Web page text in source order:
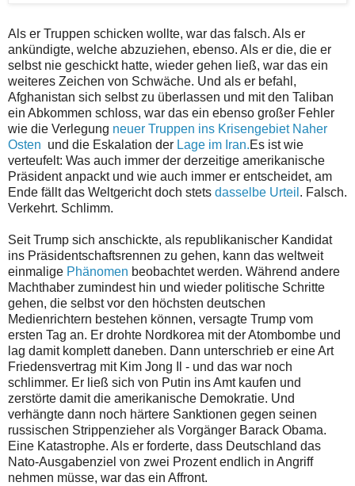
Als er Truppen schicken wollte, war das falsch. Als er
ankündigte, welche abzuziehen, ebenso. Als er die, die er
selbst nie geschickt hatte, wieder gehen ließ, war das ein
weiteres Zeichen von Schwäche. Und als er befahl,
Afghanistan sich selbst zu überlassen und mit den Taliban
ein Abkommen schloss, war das ein ebenso großer Fehler
wie die Verlegung neuer Truppen ins Krisengebiet Naher
Osten und die Eskalation der Lage im Iran.Es ist wie
verteufelt: Was auch immer der derzeitige amerikanische
Präsident anpackt und wie auch immer er entscheidet, am
Ende fällt das Weltgericht doch stets dasselbe Urteil . Falsch.
Verkehrt. Schlimm.
Seit Trump sich anschickte, als republikanischer Kandidat
ins Präsidentschaftsrennen zu gehen, kann das weltweit
einmalige Phänomen beobachtet werden. Während andere
Machthaber zumindest hin und wieder politische Schritte
gehen, die selbst vor den höchsten deutschen
Medienrichtern bestehen können, versagte Trump vom
ersten Tag an. Er drohte Nordkorea mit der Atombombe und
lag damit komplett daneben. Dann unterschrieb er eine Art
Friedensvertrag mit Kim Jong Il - und das war noch
schlimmer. Er ließ sich von Putin ins Amt kaufen und
zerstörte damit die amerikanische Demokratie. Und
verhängte dann noch härtere Sanktionen gegen seinen
russischen Strippenzieher als Vorgänger Barack Obama.
Eine Katastrophe. Als er forderte, dass Deutschland das
Nato-Ausgabenziel von zwei Prozent endlich in Angriff
nehmen müsse, war das ein Affront.